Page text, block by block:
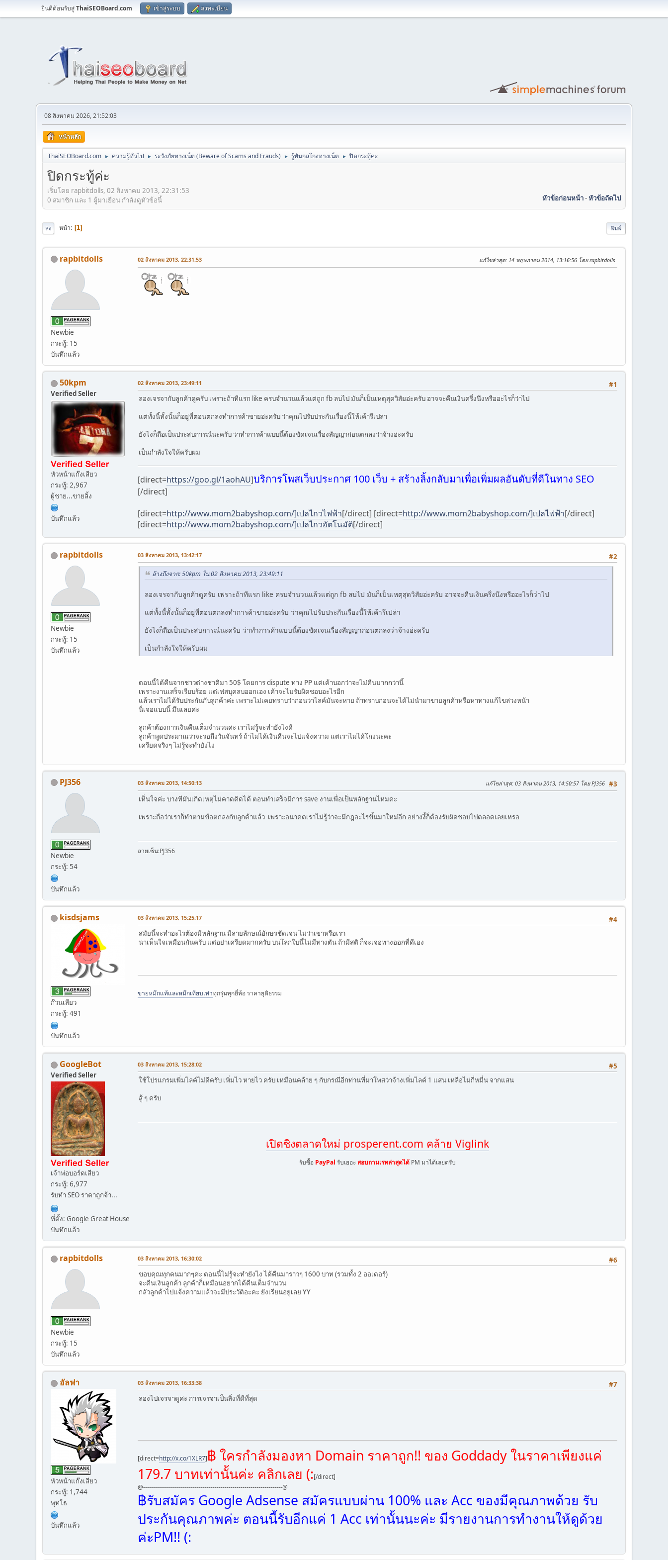
ยินดีต้อนรับสู่ThaiSEOBoard.com เข้าสู่ระบบ ลงทะเบียน
08 สิงหาคม 2026, 21:52:03
หน้าหลัก
ThaiSEOBoard.com ► ความรู้ทั่วไป ► ระวังภัยทางเน็ต (Beware of Scams and Frauds) ► รู้ทันกลโกงทางเน็ต ► ปิดกระทู้ค่ะ
ปิดกระทู้ค่ะ
เริ่มโดย rapbitdolls, 02 สิงหาคม 2013, 22:31:53
หัวข้อก่อนหน้า-หัวข้อถัดไป
0 สมาชิก และ 1 ผู้มาเยือน กำลังดูหัวข้อนี้
พิมพ์
ลง หน้า 1
rapbitdolls
Newbie
กระทู้: 15
บันทึกแล้ว
02 สิงหาคม 2013, 22:31:53 แก้ไขล่าสุด: 14 พฤษภาคม 2014, 13:16:56 โดย rapbitdolls
50kpm
Verified Seller
หัวหน้าแก๊งเสียว
กระทู้: 2,967
ผู้ชาย...ขายลิ้ง
บันทึกแล้ว
#1
02 สิงหาคม 2013, 23:49:11
ลองเจรจากับลูกค้าดูครับ เพราะถ้าทีแรก like ครบจำนวนแล้วแต่ถูก fb ลบไป มันก็เป็นเหตุสุดวิสัยอ่ะครับ อาจจะคืนเงินครึ่งนึงหรืออะไรก็ว่าไป
แต่ทั้งนี้ทั้งนั้นก็อยู่ที่ตอนตกลงทำการค้าขายอ่ะครับ ว่าคุณไปรับประกันเรื่องนี้ให้เค้ารึเปล่า
ยังไงก็ถือเป็นประสบการณ์นะครับ ว่าทำการค้าแบบนี้ต้องชัดเจนเรื่องสัญญาก่อนตกลงว่าจ้างอ่ะครับ
เป็นกำลังใจให้ครับผม
[direct=https://goo.gl/1aohAU]บริการโพสเว็บประกาศ 100 เว็บ + สร้างลิ้งกลับมาเพื่อเพิ่มผลอันดับที่ดีในทาง SEO
[/direct]
[direct=http://www.mom2babyshop.com/]เปลไกวไฟฟ้า[/direct] [direct=http://www.mom2babyshop.com/]เปลไฟฟ้า[/direct]
[direct=http://www.mom2babyshop.com/]เปลไกวอัตโนมัติ[/direct]
rapbitdolls
Newbie
กระทู้: 15
บันทึกแล้ว
#2
03 สิงหาคม 2013, 13:42:17
อ้างถึงจาก: 50kpm ใน 02 สิงหาคม 2013, 23:49:11
ลองเจรจากับลูกค้าดูครับ เพราะถ้าทีแรก like ครบจำนวนแล้วแต่ถูก fb ลบไป มันก็เป็นเหตุสุดวิสัยอ่ะครับ อาจจะคืนเงินครึ่งนึงหรืออะไรก็ว่าไป
แต่ทั้งนี้ทั้งนั้นก็อยู่ที่ตอนตกลงทำการค้าขายอ่ะครับ ว่าคุณไปรับประกันเรื่องนี้ให้เค้ารึเปล่า
ยังไงก็ถือเป็นประสบการณ์นะครับ ว่าทำการค้าแบบนี้ต้องชัดเจนเรื่องสัญญาก่อนตกลงว่าจ้างอ่ะครับ
เป็นกำลังใจให้ครับผม
ตอนนี้ได้คืนจากชาวต่างชาติมา 50$ โดยการ dispute ทาง PP แต่เค้าบอกว่าจะไม่คืนมากกว่านี้
เพราะงานเสร็จเรียบร้อย แต่เฟสบุคลบออกเอง เค้าจะไม่รับผิดชอบอะไรอีก
แล้วเราไม่ได้รับประกันกับลูกค้าค่ะ เพราะไม่เคยทราบว่าก่อนว่าไลค์มันจะหาย ถ้าทราบก่อนจะได้ไม่นำมาขายลูกค้าหรือหาทางแก้ไขล่วงหน้า
นี่เจอแบบนี้ มึนเลยค่ะ
ลูกค้าต้องการเงินคืนเต็มจำนวนค่ะ เราไม่รู้จะทำยังไงดี
ลูกค้าพูดประมาณว่าจะรอถึงวันจันทร์ ถ้าไม่ได้เงินคืนจะไปแจ้งความ แต่เราไม่ได้โกงนะคะ
เครียดจริงๆ ไม่รู้จะทำยังไง
PJ356
Newbie
กระทู้: 54
บันทึกแล้ว
#3
03 สิงหาคม 2013, 14:50:13 แก้ไขล่าสุด: 03 สิงหาคม 2013, 14:50:57 โดย PJ356
เห็นใจค่ะ บางทีมันเกิดเหตุไม่คาดคิดได้ ตอนทำเสร็จมีการ save งานเพื่อเป็นหลักฐานไหมคะ
เพราะถือว่าเราก็ทำตามข้อตกลงกับลูกค้าแล้ว เพราะอนาคตเราไม่รู้ว่าจะมีกฎอะไรขึ้นมาใหม่อีก อย่างงี้ก็ต้องรับผิดชอบไปตลอดเลยเหรอ
ลายเซ็น:PJ356
kisdsjams
ก๊วนเสียว
กระทู้: 491
บันทึกแล้ว
#4
03 สิงหาคม 2013, 15:25:17
สมัยนี้จะทำอะไรต้องมีหลักฐาน มีลายลักษณ์อักษรชัดเจน ไม่ว่าเขาหรือเรา
น่าเห็นใจเหมือนกันครับ แต่อย่าเครียดมากครับ บนโลกใบนี้ไม่มีทางตัน ถ้ามีสติ ก็จะเจอทางออกที่ดีเอง
ขายหมึกแท้และหมึกเทียบเท่าทุกรุ่นทุกยี่ห้อ ราคายุติธรรม
GoogleBot
Verified Seller
เจ้าพ่อบอร์ดเสียว
กระทู้: 6,977
รับทำ SEO ราคาถูกจ้า...
ที่ตั้ง: Google Great House
บันทึกแล้ว
#5
03 สิงหาคม 2013, 15:28:02
ใช้โปรแกรมเพิ่มไลค์ไม่ดีครับ เพิ่มไว หายไว ครับ เหมือนคล้าย ๆ กับกรณีอีกท่านที่มาโพสว่าจ้างเพิ่มไลค์ 1 แสน เหลือไม่กี่หมื่น จากแสน
สู้ ๆ ครับ
เปิดซิงตลาดใหม่ prosperent.com คล้าย Viglink
รับซื้อ PayPal รับเยอะ สอบถามเรทล่าสุดได้ PM มาได้เลยตรับ
rapbitdolls
Newbie
กระทู้: 15
บันทึกแล้ว
#6
03 สิงหาคม 2013, 16:30:02
ขอบคุณทุกคนมากๆค่ะ ตอนนี้ไม่รู้จะทำยังไง ได้คืนมาราวๆ 1600 บาท (รวมทั้ง 2 ออเดอร์)
จะคืนเงินลูกค้า ลูกค้าก็เหมือนอยากได้คืนเต็มจำนวน
กลัวลูกค้าไปแจ้งความแล้วจะมีประวัติอะคะ ยังเรียนอยู่เลย YY
อัลฟา
หัวหน้าแก๊งเสียว
กระทู้: 1,744
พุทโธ
บันทึกแล้ว
#7
03 สิงหาคม 2013, 16:33:38
ลองไปเจรจาดูค่ะ การเจรจาเป็นสิ่งที่ดีที่สุด
[direct=http://x.co/1XLR7]฿ ใครกำลังมองหา Domain ราคาถูก!! ของ Goddady ในราคาเพียงแค่
179.7 บาทเท่านั้นค่ะ คลิกเลย (:[/direct]
@----------------------------------------------------------------------@
฿รับสมัคร Google Adsense สมัครแบบผ่าน 100% และ Acc ของมีคุณภาพด้วย รับ
ประกันคุณภาพค่ะ ตอนนี้รับอีกแค่ 1 Acc เท่านั้นนะค่ะ มีรายงานการทำงานให้ดูด้วย
ค่ะPM!! (: